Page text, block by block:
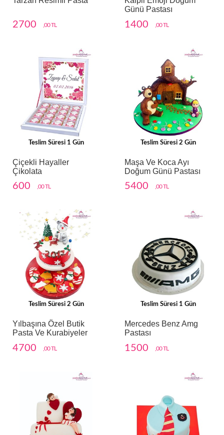
2700 ,00 TL
Günü Pastası
1400 ,00 TL
Teslim Süresi 1 Gün
Çiçekli Hayaller
Çikolata
600 ,00 TL
Teslim Süresi 2 Gün
Maşa Ve Koca Ayı
Doğum Günü Pastası
5400 ,00 TL
Teslim Süresi 2 Gün
Yılbaşına Özel Butik
Pasta Ve Kurabiyeler
4700 ,00 TL
Teslim Süresi 1 Gün
Mercedes Benz Amg
Pastası
1500 ,00 TL